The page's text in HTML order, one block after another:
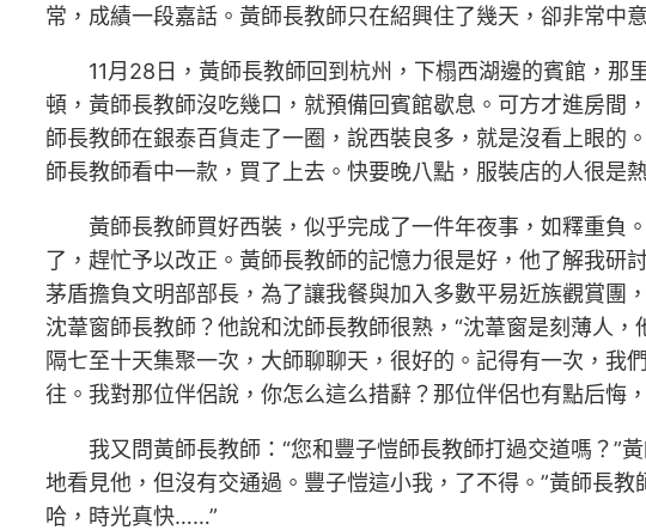
常，成績一段嘉話。黃師長教師只在紹興住了幾天，卻非常中
11月28日，黃師長教師回到杭州，下榻西湖邊的賓館，那
頓，黃師長教師沒吃幾口，就預備回賓館歇息。可方才進房間
師長教師在銀泰百貨走了一圈，說西裝良多，就是沒看上眼的
師長教師看中一款，買了上去。快要晚八點，服裝店的人很是
黃師長教師買好西裝，似乎完成了一件年夜事，如釋重負
了，趕忙予以改正。黃師長教師的記憶力很是好，他了解我研
茅盾擔負文明部部長，為了讓我餐與加入多數平易近族觀賞團
沈葦窗師長教師？他說和沈師長教師很熟，“沈葦窗是刻薄人
隔七至十天集聚一次，大師聊聊天，很好的。記得有一次，
往。我對那位伴侶說，你怎么這么措辭？那位伴侶也有點后悔
我又問黃師長教師：“您和豐子愷師長教師打過交道嗎？”
地看見他，但沒有交通過。豐子愷這小我，了不得。”黃師長
哈，時光真快……”